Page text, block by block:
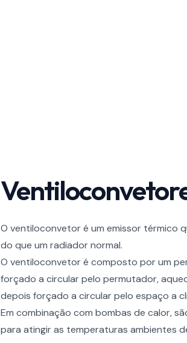
O ventiloconvetor é um emissor térmico
do que um radiador normal.
O ventiloconvetor é composto por um
forçado a circular pelo permutador,
depois forçado a circular pelo espaço a
Em combinação com bombas de calor,
para atingir as temperaturas ambientes